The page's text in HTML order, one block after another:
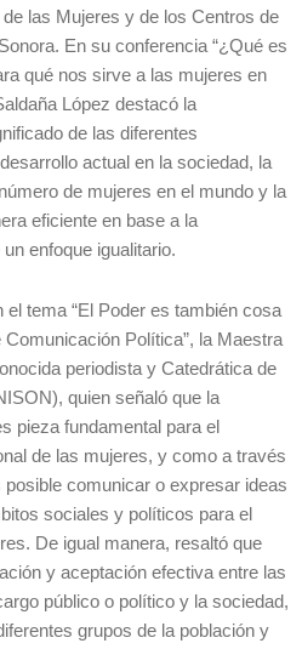
las Mujeres y de los Centros de
En su conferencia “¿Qué es
qué nos sirve a las mujeres en
López destacó la
de las diferentes
actual en la sociedad, la
de mujeres en el mundo y la
eficiente en base a la
enfoque igualitario.
tema “El Poder es también cosa
Política”, la Maestra
periodista y Catedrática de
quien señaló que la
pieza fundamental para el
de las mujeres, y como a través
comunicar o expresar ideas
sociales y políticos para el
De igual manera, resaltó que
y aceptación efectiva entre las
público o político y la sociedad,
grupos de la población y